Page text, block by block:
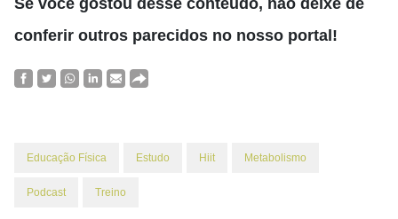
Se você gostou desse conteúdo, não deixe de
conferir outros parecidos no nosso portal!
Educação Física Estudo Hiit Metabolismo
Podcast Treino